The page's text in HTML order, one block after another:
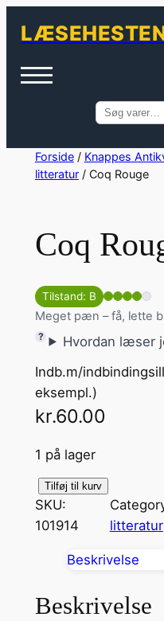
Søg
SpringForside/ Knappes
litteratur/ Coq Rouge
Coq
Tilstand: B
Meget pæn – få, lette
Hvordan læser
Indb.m/
eksempl.)
kr.60.00
1 på lager
o
q
g
Tilføj til kurv
SKU:
101914
litteratur
Beskrivelse
Beskrivelse